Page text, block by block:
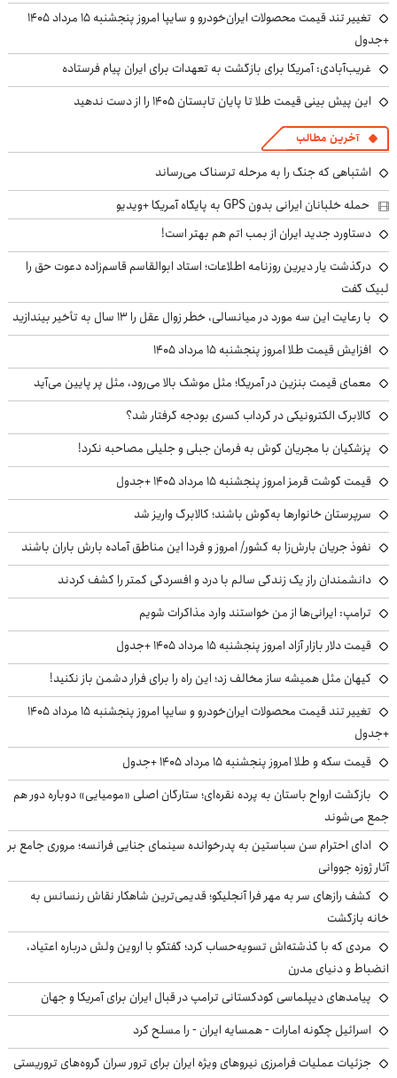
تغییر تند قیمت محصولات ایران‌خودرو و سایپا امروز پنجشنبه ۱۵ مرداد ۱۴۰۵
+جدول
غریب‌آبادی: آمریکا برای بازگشت به تعهدات برای ایران پیام فرستاده
این پیش بینی قیمت طلا تا پایان تابستان ۱۴۰۵ را از دست ندهید
آخرین مطالب
اشتباهی که جنگ را به مرحله ترسناک می‌رساند
حمله خلبانان ایرانی بدون GPS به پایگاه آمریکا +ویدیو
دستاورد جدید ایران از بمب اتم هم بهتر است!
درگذشت یار دیرین روزنامه اطلاعات؛ استاد ابوالقاسم قاسم‌زاده دعوت حق را
لبیک گفت
با رعایت این سه مورد در میانسالی، خطر زوال عقل را ۱۳ سال به تأخیر بیندازید
افزایش قیمت طلا امروز پنجشنبه ۱۵ مرداد ۱۴۰۵
معمای قیمت بنزین در آمریکا؛ مثل موشک بالا می‌رود، مثل پر پایین می‌آید
کالابرگ الکترونیکی در گرداب کسری بودجه گرفتار شد؟
پزشکیان با مجریان گوش به فرمان جبلی و جلیلی مصاحبه نکرد!
قیمت گوشت قرمز امروز پنجشنبه ۱۵ مرداد ۱۴۰۵ +جدول
سرپرستان خانوارها به‌گوش باشند؛ کالابرگ واریز شد
نفوذ جریان بارش‌زا به کشور/ امروز و فردا این مناطق آماده بارش باران باشند
دانشمندان راز یک زندگی سالم با درد و افسردگی کمتر را کشف کردند
ترامپ: ایرانی‌ها از من خواستند وارد مذاکرات شویم
قیمت دلار بازار آزاد امروز پنجشنبه ۱۵ مرداد ۱۴۰۵ +جدول
کیهان مثل همیشه ساز مخالف زد؛ این راه را برای فرار دشمن باز نکنید!
تغییر تند قیمت محصولات ایران‌خودرو و سایپا امروز پنجشنبه ۱۵ مرداد ۱۴۰۵
+جدول
قیمت سکه و طلا امروز پنجشنبه ۱۵ مرداد ۱۴۰۵ +جدول
بازگشت ارواح باستان به پرده نقره‌ای؛ ستارگان اصلی «مومیایی» دوباره دور هم
جمع می‌شوند
ادای احترام سن سباستین به پدرخوانده سینمای جنایی فرانسه؛ مروری جامع بر
آثار ژوزه جووانی
کشف رازهای سر به مهر فرا آنجلیکو؛ قدیمی‌ترین شاهکار نقاش رنسانس به
خانه بازگشت
مردی که با گذشته‌اش تسویه‌حساب کرد؛ گفتگو با اروین ولش درباره اعتیاد،
انضباط و دنیای مدرن
پیامدهای دیپلماسی کودکستانی ترامپ در قبال ایران برای آمریکا و جهان
اسرائیل چگونه امارات - همسایه ایران - را مسلح کرد
جزئیات عملیات فرامرزی نیروهای ویژه ایران برای ترور سران گروه‌های تروریستی